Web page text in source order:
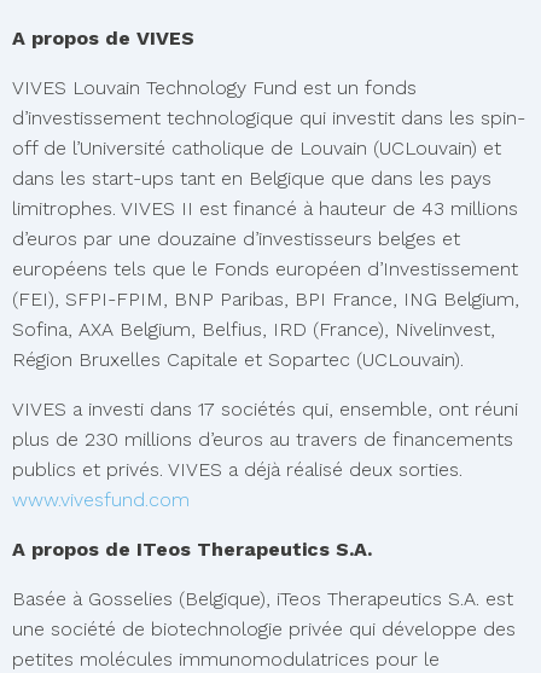
A propos de VIVES
VIVES Louvain Technology Fund est un fonds
d’investissement technologique qui investit dans les spin-
off de l’Université catholique de Louvain (UCLouvain) et
dans les start-ups tant en Belgique que dans les pays
limitrophes. VIVES II est financé à hauteur de 43 millions
d’euros par une douzaine d’investisseurs belges et
européens tels que le Fonds européen d’Investissement
(FEI), SFPI-FPIM, BNP Paribas, BPI France, ING Belgium,
Sofina, AXA Belgium, Belfius, IRD (France), Nivelinvest,
Région Bruxelles Capitale et Sopartec (UCLouvain).
VIVES a investi dans 17 sociétés qui, ensemble, ont réuni
plus de 230 millions d’euros au travers de financements
publics et privés. VIVES a déjà réalisé deux sorties.
www.vivesfund.com
A propos de ITeos Therapeutics S.A.
Basée à Gosselies (Belgique), iTeos Therapeutics S.A. est
une société de biotechnologie privée qui développe des
petites molécules immunomodulatrices pour le